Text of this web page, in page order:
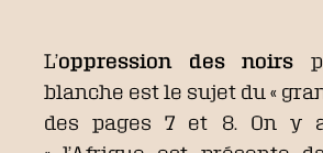
L’oppression des noirs
blanche est le sujet du «
des pages 7 et 8. On y